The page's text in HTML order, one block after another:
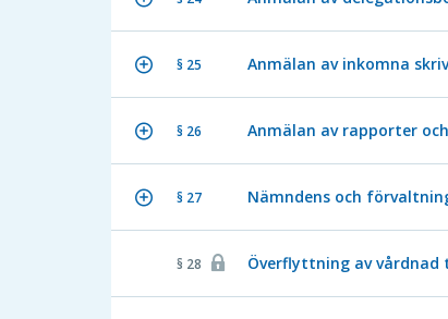
§ 25 Anmälan av inkomna
§ 26 Anmälan av rapporter
§ 27 Nämndens och
§ 28 Överflyttning av vårdnad